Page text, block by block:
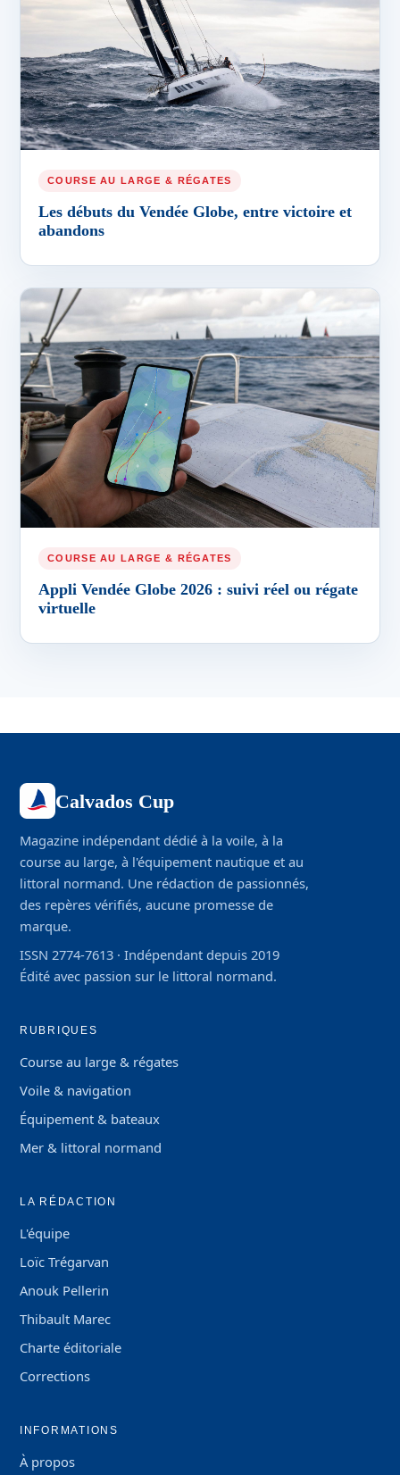
COURSE AU LARGE & RÉGATES
Les débuts du Vendée Globe, entre victoire et
abandons
COURSE AU LARGE & RÉGATES
Appli Vendée Globe 2026 : suivi réel ou régate
virtuelle
Calvados Cup
Magazine indépendant dédié à la voile, à la
course au large, à l'équipement nautique et au
littoral normand. Une rédaction de passionnés,
des repères vérifiés, aucune promesse de
marque.
ISSN 2774-7613 · Indépendant depuis 2019
Édité avec passion sur le littoral normand.
RUBRIQUES
Course au large & régates
Voile & navigation
Équipement & bateaux
Mer & littoral normand
LA RÉDACTION
L'équipe
Loïc Trégarvan
Anouk Pellerin
Thibault Marec
Charte éditoriale
Corrections
INFORMATIONS
À propos